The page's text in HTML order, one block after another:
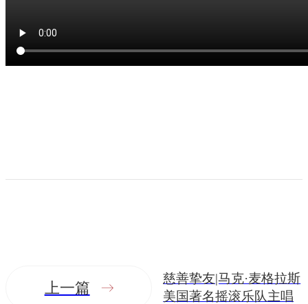
上一篇
慈善挚友|马克·麦格拉斯
美国著名摇滚乐队主唱